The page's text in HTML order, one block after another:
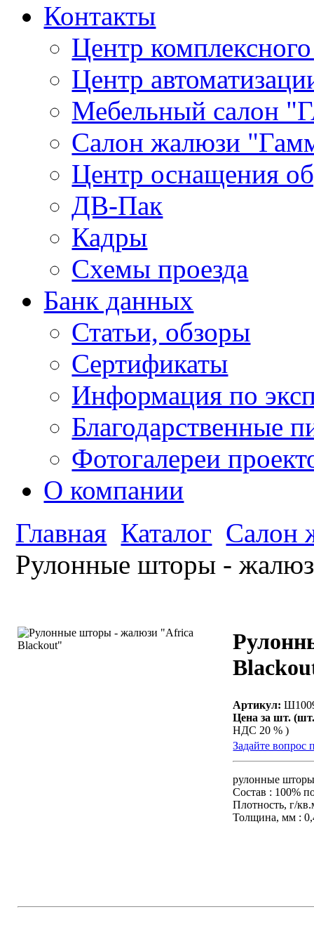
Контакты
Центр
Центр
Мебельный салон
Салон жалюзи
Центр оснащения
ДВ-Пак
Кадры
Схемы проезда
Банк данных
Статьи, обзоры
Сертификаты
Информация по
Благодарственные
Фотогалереи
О компании
Главная Каталог Салон
Рулонные шторы -
Артикул:
Цена за шт.
НДС 20 % )
Задайте вопрос
рулонные
Состав : 100%
Плотность, г/
Толщина, мм :